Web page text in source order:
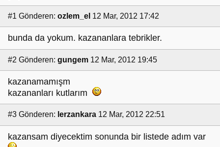
#1 Gönderen: ozlem_el 12 Mar, 2012 17:42
bunda da yokum. kazananlara tebrikler.
#2 Gönderen: gungem 12 Mar, 2012 19:45
kazanamamışm
kazananları kutlarım
#3 Gönderen: lerzankara 12 Mar, 2012 22:51
kazansam diyecektim sonunda bir listede adım var